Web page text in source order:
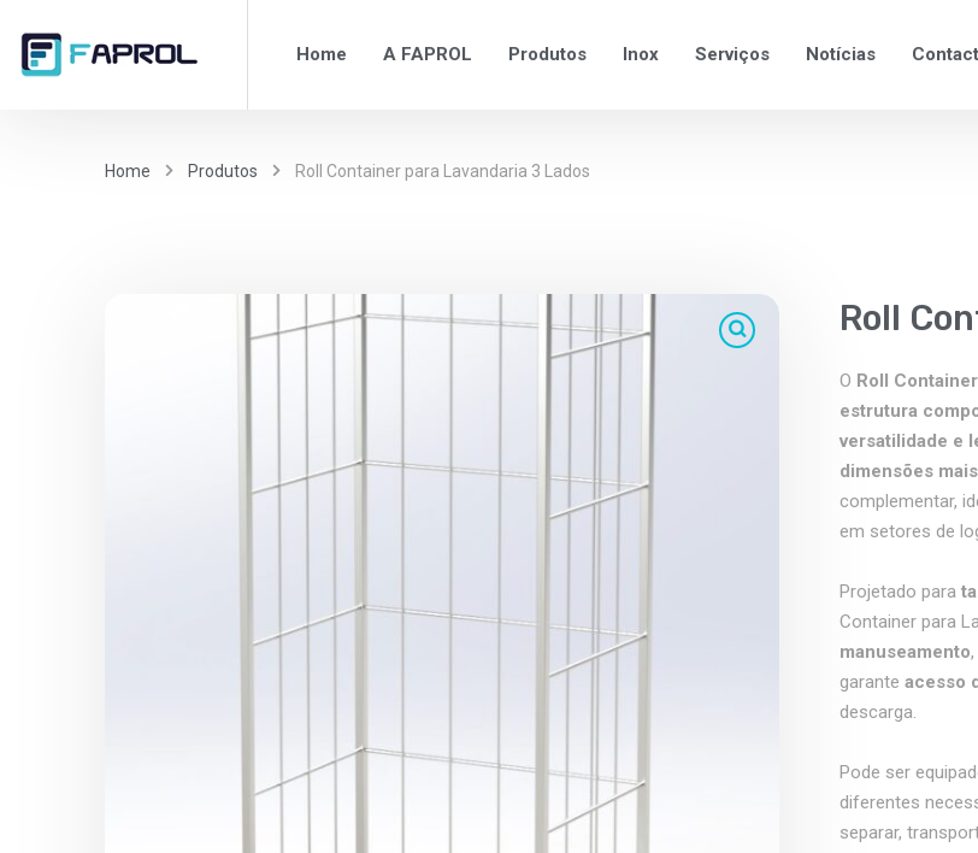
Home A FAPROL Produtos Inox Serviços Notícias
Home Produtos Roll Container para Lavandaria 3 Lados
Roll
O Roll
estrutura
versatilidade e
dimensões
complementar,
em setores de
Projetado para
Container para
manuseamento
garante acesso
descarga.
Pode ser
diferentes
separar,